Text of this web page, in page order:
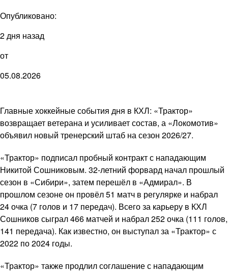
Опубликовано:
2 дня назад
от
05.08.2026
Главные хоккейные события дня в КХЛ: «Трактор»
возвращает ветерана и усиливает состав, а «Локомотив»
объявил новый тренерский штаб на сезон 2026/27.
«Трактор» подписал пробный контракт с нападающим
Никитой Сошниковым. 32-летний форвард начал прошлый
сезон в «Сибири», затем перешёл в «Адмирал». В
прошлом сезоне он провёл 51 матч в регулярке и набрал
24 очка (7 голов и 17 передач). Всего за карьеру в КХЛ
Сошников сыграл 466 матчей и набрал 252 очка (111 голов,
141 передача). Как известно, он выступал за «Трактор» с
2022 по 2024 годы.
«Трактор» также продлил соглашение с нападающим